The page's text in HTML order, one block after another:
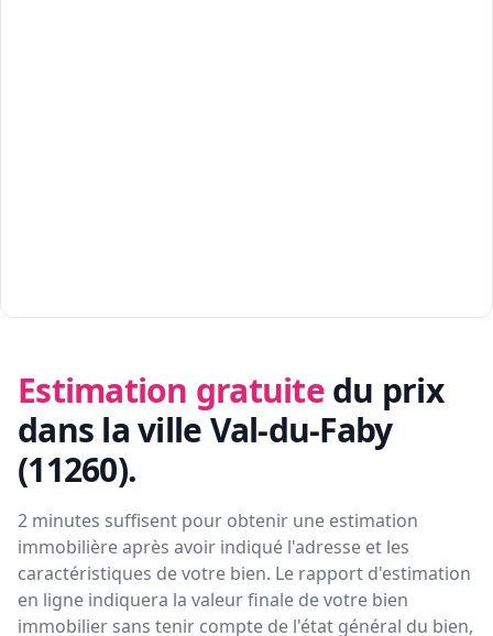
Estimation gratuite du prix
dans la ville Val-du-Faby
(11260).
2 minutes suffisent pour obtenir une estimation
immobilière après avoir indiqué l'adresse et les
caractéristiques de votre bien. Le rapport d'estimation
en ligne indiquera la valeur finale de votre bien
immobilier sans tenir compte de l'état général du bien,